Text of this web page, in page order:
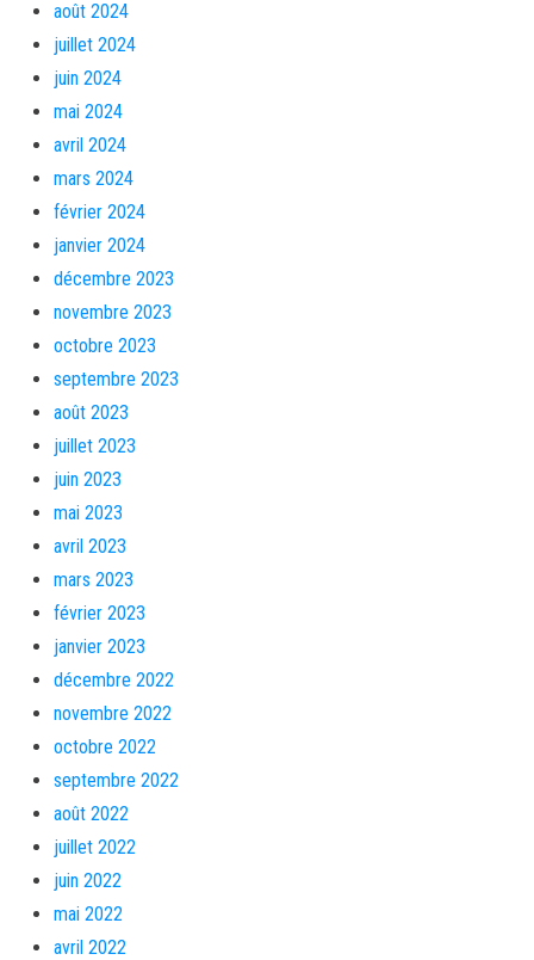
août 2024
juillet 2024
juin 2024
mai 2024
avril 2024
mars 2024
février 2024
janvier 2024
décembre 2023
novembre 2023
octobre 2023
septembre 2023
août 2023
juillet 2023
juin 2023
mai 2023
avril 2023
mars 2023
février 2023
janvier 2023
décembre 2022
novembre 2022
octobre 2022
septembre 2022
août 2022
juillet 2022
juin 2022
mai 2022
avril 2022